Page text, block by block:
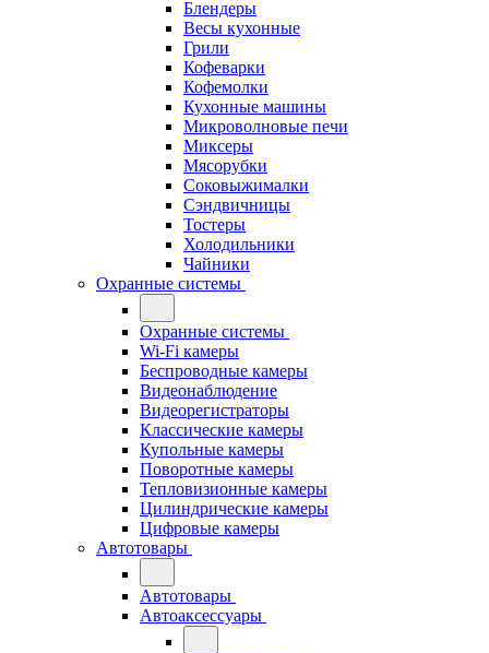
Блендеры
Весы кухонные
Грили
Кофеварки
Кофемолки
Кухонные машины
Микроволновые печи
Миксеры
Мясорубки
Соковыжималки
Сэндвичницы
Тостеры
Холодильники
Чайники
Охранные системы
Охранные системы
Wi-Fi камеры
Беспроводные камеры
Видеонаблюдение
Видеорегистраторы
Классические камеры
Купольные камеры
Поворотные камеры
Тепловизионные камеры
Цилиндрические камеры
Цифровые камеры
Автотовары
Автотовары
Автоаксессуары